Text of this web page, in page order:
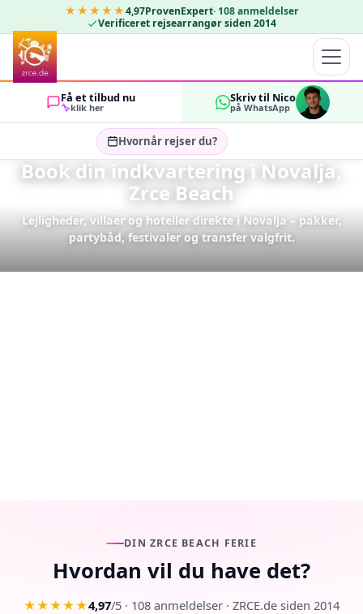
★★★★★4,97ProvenExpert· 108 anmeldelser
Verificeret rejsearrangør siden 2014
Få et tilbud nu
klik her
Skriv til Nico
på WhatsApp
Hvornår rejser du?
Vælg rejsedatoer…
2 OK
Book din indkvartering i Novalja,
Zrce Beach
Lejligheder, villaer og hoteller direkte i Novalja – pakker,
partybåd, festivaler og transfer valgfrit.
DIN ZRCE BEACH FERIE
Hvordan vil du have det?
★★★★★4,97/5 · 108 anmeldelser · ZRCE.de siden 2014